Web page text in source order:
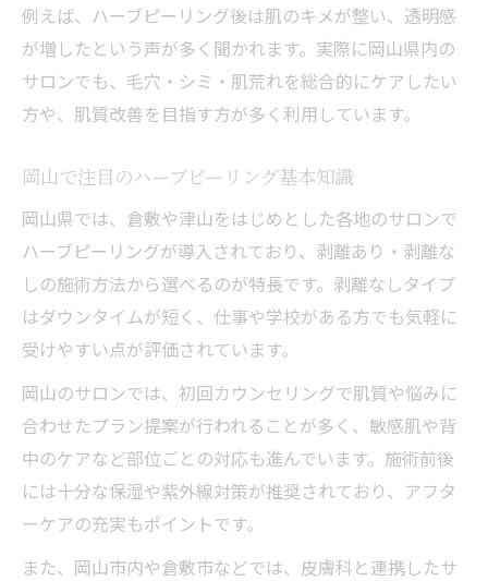
毛穴・シミ・肌荒れ対応の施術選び方
肌育重視で選ぶハーブピーリングの注意点
敏感肌や剥離なし施術のチェックポイント
肌荒れ対策に知っておきたいポイント
例えば、ハーブピーリング後は肌のキメが整い、透明感
が増したという声が多く聞かれます。実際に岡山県内の
サロンでも、毛穴・シミ・肌荒れを総合的にケアしたい
方や、肌質改善を目指す方が多く利用しています。
岡山で注目のハーブピーリング基本知識
岡山県では、倉敷や津山をはじめとした各地のサロンで
ハーブピーリングが導入されており、剥離あり・剥離な
しの施術方法から選べるのが特長です。剥離なしタイプ
はダウンタイムが短く、仕事や学校がある方でも気軽に
受けやすい点が評価されています。
岡山のサロンでは、初回カウンセリングで肌質や悩みに
合わせたプラン提案が行われることが多く、敏感肌や背
中のケアなど部位ごとの対応も進んでいます。施術前後
には十分な保湿や紫外線対策が推奨されており、アフタ
ーケアの充実もポイントです。
また、岡山市内や倉敷市などでは、皮膚科と連携したサ